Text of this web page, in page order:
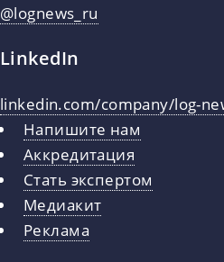
@lognews_ru
LinkedIn
linkedin.com/company/log-
Напишите нам
Аккредитация
Стать экспертом
Медиакит
Реклама